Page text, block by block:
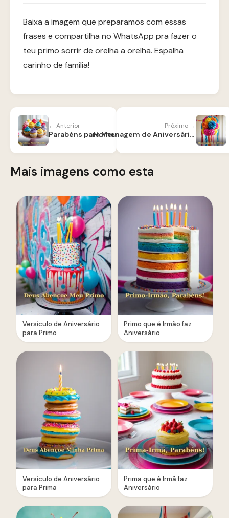
Baixa a imagem que preparamos com essas
frases e compartilha no WhatsApp pra fazer o
teu primo sorrir de orelha a orelha. Espalha
carinho de família!
← Anterior
Parabéns para Meu Primo
Próximo →
Homenagem de Aniversário para Primo
Mais imagens como esta
Versículo de Aniversário
para Primo
Versículo de Aniversário
para Prima
Primo que é Irmão faz
Aniversário
Prima que é Irmã faz
Aniversário